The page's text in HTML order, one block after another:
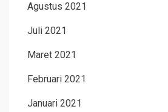
Agustus 2021
Juli 2021
Maret 2021
Februari 2021
Januari 2021